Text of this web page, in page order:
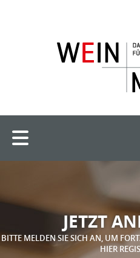
JETZT
BITTE MELDEN SIE SICH AN, UM
HIER